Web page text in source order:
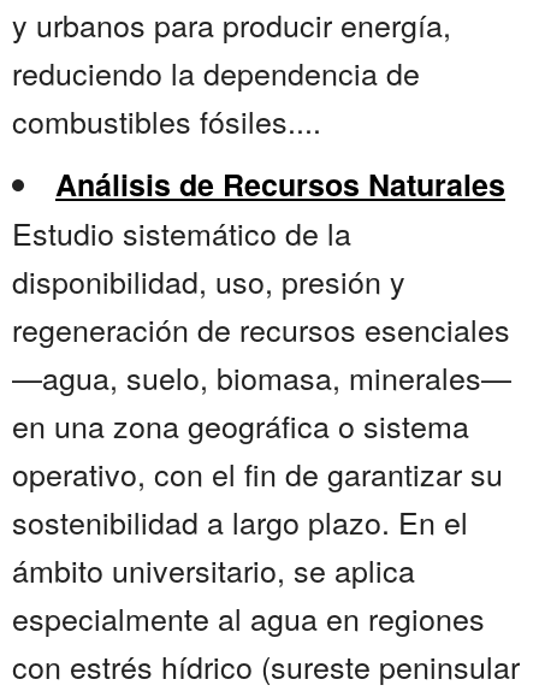
y urbanos para producir energía,
reduciendo la dependencia de
combustibles fósiles....
Análisis de Recursos Naturales
Estudio sistemático de la
disponibilidad, uso, presión y
regeneración de recursos esenciales
—agua, suelo, biomasa, minerales—
en una zona geográfica o sistema
operativo, con el fin de garantizar su
sostenibilidad a largo plazo. En el
ámbito universitario, se aplica
especialmente al agua en regiones
con estrés hídrico (sureste peninsular